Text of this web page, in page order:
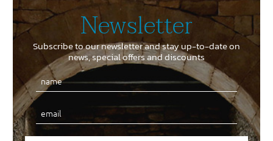
Newsletter
Subscribe to our newsletter and stay up-to-date on
news, special offers and discounts
Email